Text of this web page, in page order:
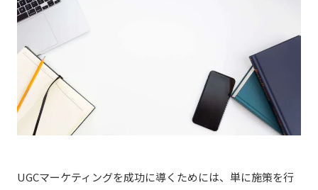
UGCマーケティングを成功に導くためには、単に施策を行